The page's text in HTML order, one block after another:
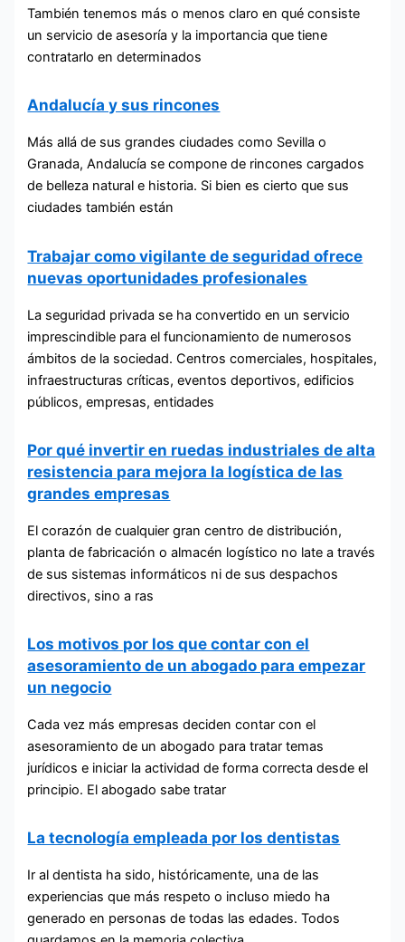
También tenemos más o menos claro en qué consiste
un servicio de asesoría y la importancia que tiene
contratarlo en determinados
Andalucía y sus rincones
Más allá de sus grandes ciudades como Sevilla o
Granada, Andalucía se compone de rincones cargados
de belleza natural e historia. Si bien es cierto que sus
ciudades también están
Trabajar como vigilante de seguridad ofrece
nuevas oportunidades profesionales
La seguridad privada se ha convertido en un servicio
imprescindible para el funcionamiento de numerosos
ámbitos de la sociedad. Centros comerciales, hospitales,
infraestructuras críticas, eventos deportivos, edificios
públicos, empresas, entidades
Por qué invertir en ruedas industriales de alta
resistencia para mejora la logística de las
grandes empresas
El corazón de cualquier gran centro de distribución,
planta de fabricación o almacén logístico no late a través
de sus sistemas informáticos ni de sus despachos
directivos, sino a ras
Los motivos por los que contar con el
asesoramiento de un abogado para empezar
un negocio
Cada vez más empresas deciden contar con el
asesoramiento de un abogado para tratar temas
jurídicos e iniciar la actividad de forma correcta desde el
principio. El abogado sabe tratar
La tecnología empleada por los dentistas
Ir al dentista ha sido, históricamente, una de las
experiencias que más respeto o incluso miedo ha
generado en personas de todas las edades. Todos